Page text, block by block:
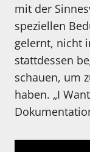
mit der
speziellen
gelernt, nicht
stattdessen
schauen, um
haben. „I